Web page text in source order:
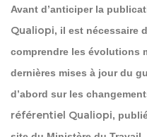
Avant d’anticiper la
Qualiopi, il est nécessaire
comprendre les évolutions
dernières mises à jour du
d’abord sur les
référentiel Qualiopi,